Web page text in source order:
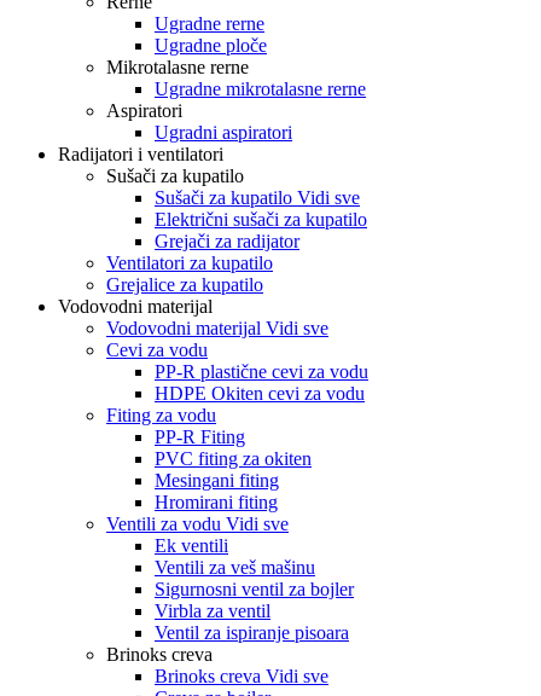
Ugradne rerne
Ugradne ploče
Mikrotalasne rerne
Ugradne mikrotalasne rerne
Aspiratori
Ugradni aspiratori
Radijatori i ventilatori
Sušači za kupatilo
Sušači za kupatilo Vidi sve
Električni sušači za kupatilo
Grejači za radijator
Ventilatori za kupatilo
Grejalice za kupatilo
Vodovodni materijal
Vodovodni materijal Vidi sve
Cevi za vodu
PP-R plastične cevi za vodu
HDPE Okiten cevi za vodu
Fiting za vodu
PP-R Fiting
PVC fiting za okiten
Mesingani fiting
Hromirani fiting
Ventili za vodu Vidi sve
Ek ventili
Ventili za veš mašinu
Sigurnosni ventil za bojler
Virbla za ventil
Ventil za ispiranje pisoara
Brinoks creva
Brinoks creva Vidi sve